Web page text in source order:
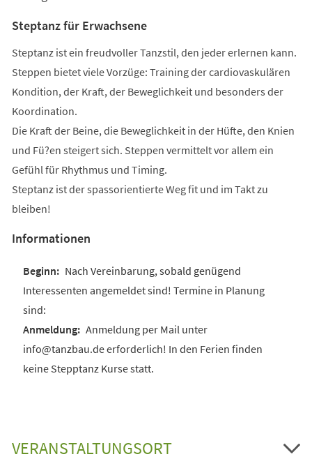
Steptanz für Erwachsene
Steptanz ist ein freudvoller Tanzstil, den jeder erlernen kann.
Steppen bietet viele Vorzüge: Training der cardiovaskulären
Kondition, der Kraft, der Beweglichkeit und besonders der
Koordination.
Die Kraft der Beine, die Beweglichkeit in der Hüfte, den Knien
und Fü?en steigert sich. Steppen vermittelt vor allem ein
Gefühl für Rhythmus und Timing.
Steptanz ist der spassorientierte Weg fit und im Takt zu
bleiben!
Informationen
Nach Vereinbarung, sobald genügend
Interessenten angemeldet sind! Termine in Planung
sind:
Anmeldung per Mail unter
info@tanzbau.de erforderlich! In den Ferien finden
keine Stepptanz Kurse statt.
VERANSTALTUNGSORT